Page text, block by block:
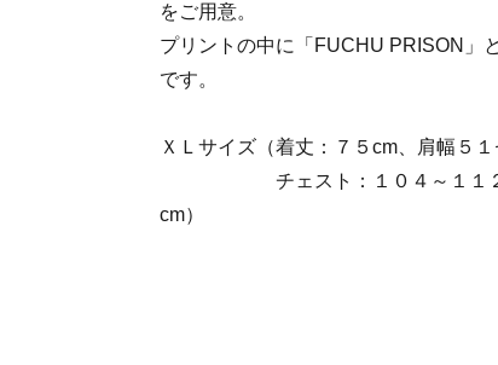
をご用意。
プリントの中に「FUCHU PRISON」
です。
ＸＬサイズ（着丈：７５cm、肩幅５
チェスト：１０４～１１２cm
cm）